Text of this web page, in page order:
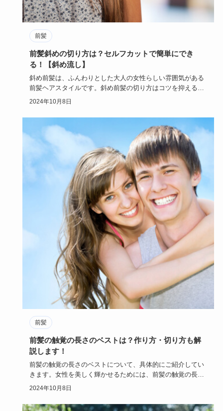
前髪
前髪斜めの切り方は？セルフカットで簡単にでき
る！【斜め流し】
斜め前髪は、ふんわりとした大人の女性らしい雰囲気がある
前髪ヘアスタイルです。斜め前髪の切り方はコツを抑えるこ
とで、簡単に作…
2024年10月8日
前髪
前髪の触覚の長さのベストは？作り方・切り方も解
説します！
前髪の触覚の長さのベストについて、具体的にご紹介してい
きます。女性を美しく輝かせるためには、前髪の触覚の長さ
もポイントにな…
2024年10月8日